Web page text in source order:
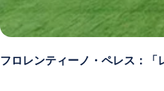
フロレンティーノ・ペレス：「